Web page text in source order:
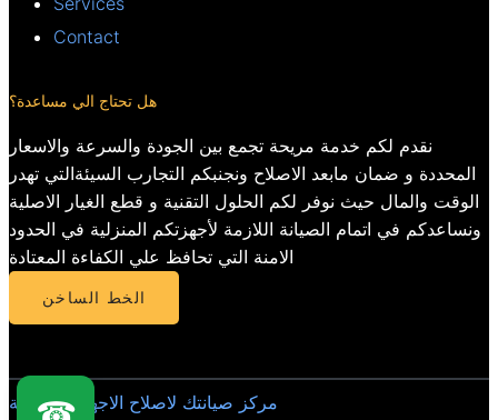
Contact
هل تحتاج الي مساعدة؟
نقدم لكم خدمة مريحة تجمع بين الجودة والسرعة والاسعار
المحددة و ضمان مابعد الاصلاح ونجنبكم التجارب السيئةالتي تهدر
الوقت والمال حيث نوفر لكم الحلول التقنية و قطع الغيار الاصلية
ونساعدكم في اتمام الصيانة اللازمة لأجهزتكم المنزلية في الحدود
الامنة التي تحافظ علي الكفاءة المعتادة
الخط الساخن
مركز صيانتك لاصلاح الاجهزة المنزلية